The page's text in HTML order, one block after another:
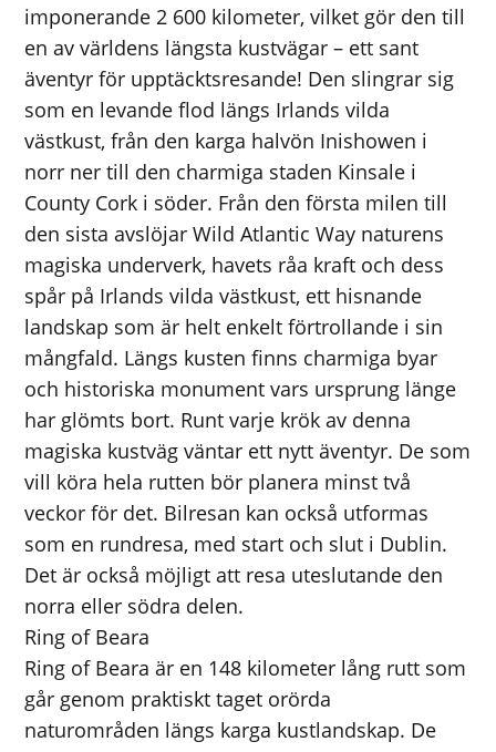
imponerande 2 600 kilometer, vilket gör den till
en av världens längsta kustvägar – ett sant
äventyr för upptäcktsresande! Den slingrar sig
som en levande flod längs Irlands vilda
västkust, från den karga halvön Inishowen i
norr ner till den charmiga staden Kinsale i
County Cork i söder. Från den första milen till
den sista avslöjar Wild Atlantic Way naturens
magiska underverk, havets råa kraft och dess
spår på Irlands vilda västkust, ett hisnande
landskap som är helt enkelt förtrollande i sin
mångfald. Längs kusten finns charmiga byar
och historiska monument vars ursprung länge
har glömts bort. Runt varje krök av denna
magiska kustväg väntar ett nytt äventyr. De som
vill köra hela rutten bör planera minst två
veckor för det. Bilresan kan också utformas
som en rundresa, med start och slut i Dublin.
Det är också möjligt att resa uteslutande den
norra eller södra delen.
Ring of Beara
Ring of Beara är en 148 kilometer lång rutt som
går genom praktiskt taget orörda
naturområden längs karga kustlandskap. De